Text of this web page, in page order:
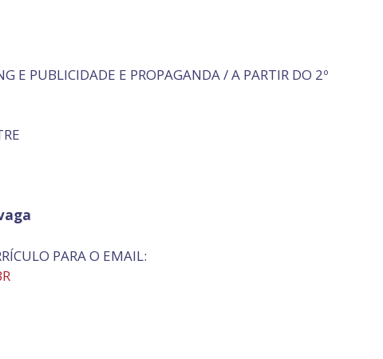
E PUBLICIDADE E PROPAGANDA / A PARTIR DO 2º
PARA O EMAIL: